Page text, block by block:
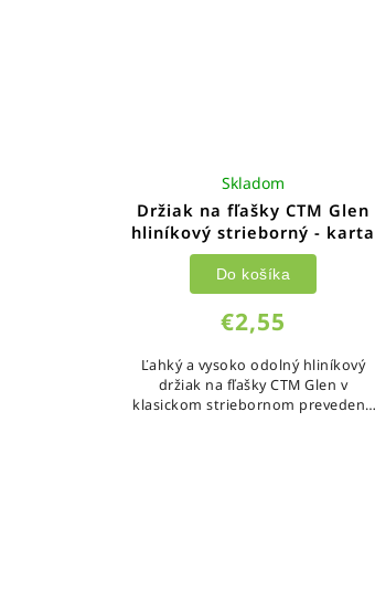
Držiak na fľašky CTM Glen
hliníkový strieborný - karta
Skladom
€2,55
Do košíka
Ľahký a vysoko odolný hliníkový
držiak na fľašky CTM Glen v
klasickom striebornom prevedení.